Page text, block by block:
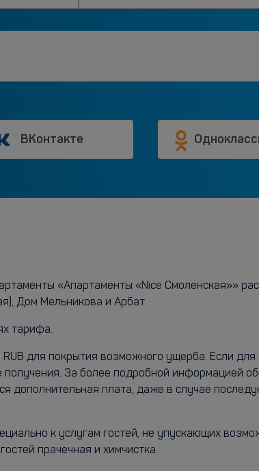
ВКонтакте
«Апартаменты «Nice Смоленская»»
Дом Мельникова и Арбат.
тарифа.
для покрытия возможного ущерба. Если
За более подробной информацией
дополнительная плата, даже в случае
к услугам гостей, не упускающих
прачечная и химчистка.